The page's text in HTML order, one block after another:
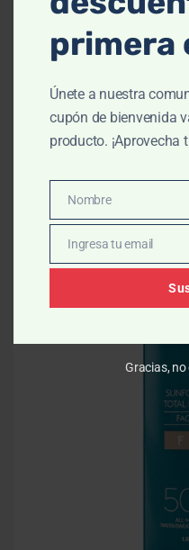
Facial, Fotoprotector, Labios ,
ISDIN
$502.00
452.00
AÑADIR AL CARRITO
primera
Únete a nuestra
cupón de bienvenida
producto. ¡Aprovecha
Nombre
Nombre
Email
Ingresa tu email
Gracias,